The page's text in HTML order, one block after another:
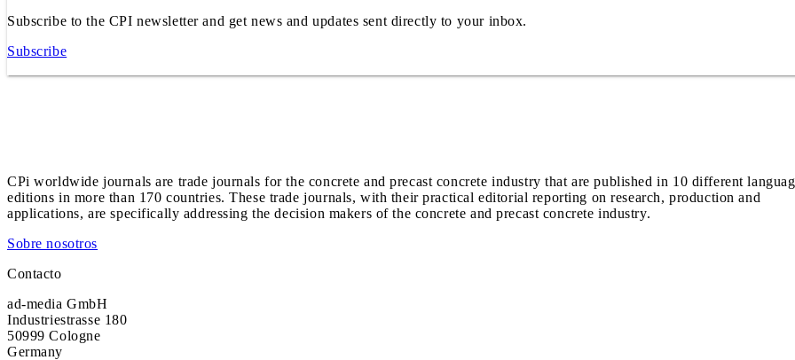
Subscribe to the CPI newsletter and get news and updates sent directly to your inbox.
Subscribe
CPi worldwide journals are trade journals for the concrete and precast concrete industry that are published in 10 different
editions in more than 170 countries. These trade journals, with their practical editorial reporting on research, production and
applications, are specifically addressing the decision makers of the concrete and precast concrete industry.
Sobre nosotros
Contacto
ad-media GmbH
Industriestrasse 180
50999 Cologne
Germany